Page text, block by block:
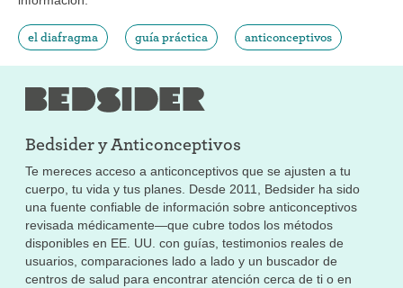
el diafragma guía práctica anticonceptivos
Bedsider yAnticonceptivos
Te mereces acceso a anticonceptivos que se ajusten a tu
cuerpo, tu vida y tus planes. Desde 2011, Bedsider ha sido
una fuente confiable de información sobre anticonceptivos
revisada médicamente—que cubre todos los métodos
disponibles en EE. UU. con guías, testimonios reales de
usuarios, comparaciones lado a lado y un buscador de
centros de salud para encontrar atención cerca de ti o en